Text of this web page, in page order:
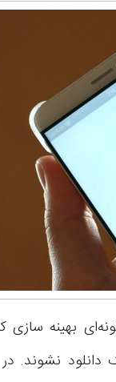
بهینه
نشوند. در